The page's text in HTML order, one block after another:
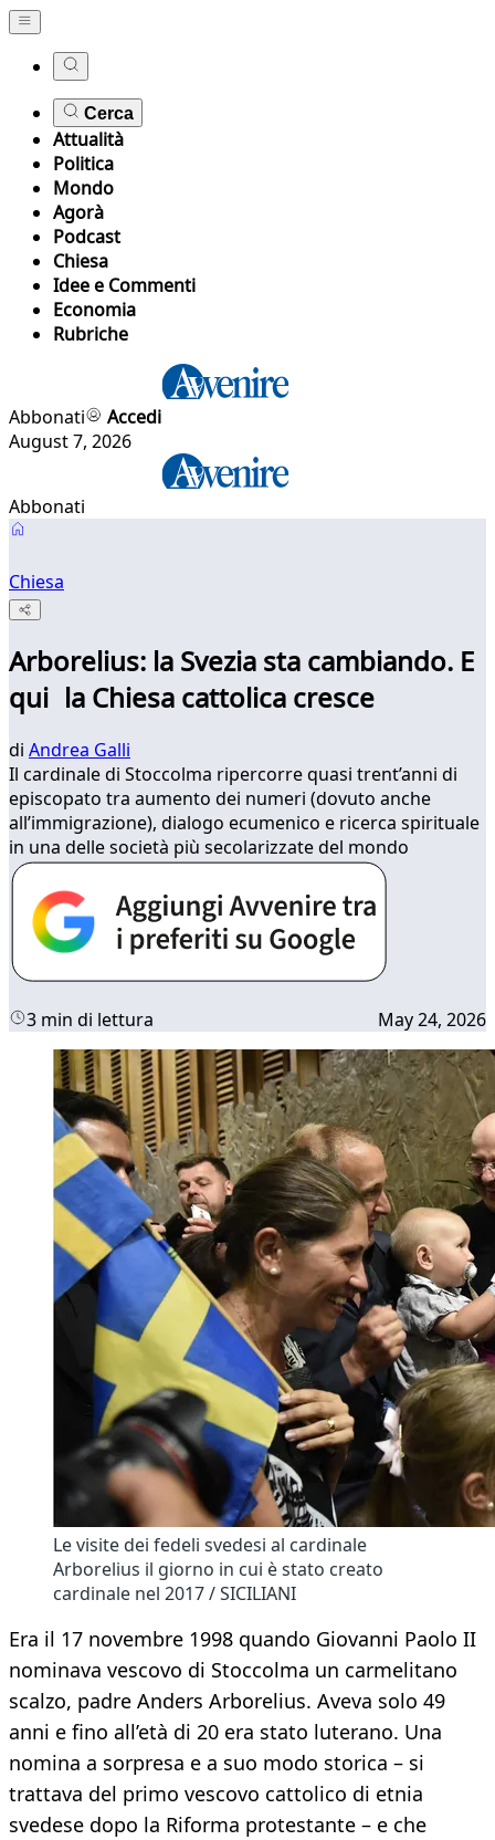
Cerca
Attualità
Politica
Mondo
Agorà
Podcast
Chiesa
Idee e Commenti
Economia
Rubriche
Abbonati
Accedi
August 7, 2026
Abbonati
Chiesa
Arborelius: la Svezia sta cambiando. E
qui la Chiesa cattolica cresce
di Andrea Galli
Il cardinale di Stoccolma ripercorre quasi trent’anni di
episcopato tra aumento dei numeri (dovuto anche
all’immigrazione), dialogo ecumenico e ricerca spirituale
in una delle società più secolarizzate del mondo
3 min di lettura May 24, 2026
Le visite dei fedeli svedesi al cardinale
Arborelius il giorno in cui è stato creato
cardinale nel 2017 / SICILIANI
Era il 17 novembre 1998 quando Giovanni Paolo II
nominava vescovo di Stoccolma un carmelitano
scalzo, padre Anders Arborelius. Aveva solo 49
anni e fino all’età di 20 era stato luterano. Una
nomina a sorpresa e a suo modo storica – si
trattava del primo vescovo cattolico di etnia
svedese dopo la Riforma protestante – e che